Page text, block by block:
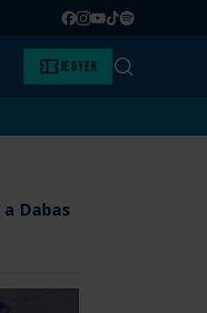
Facebook
Instagram
YouTube
TikTok
Spotify
Jegyek Keresés
Dabas